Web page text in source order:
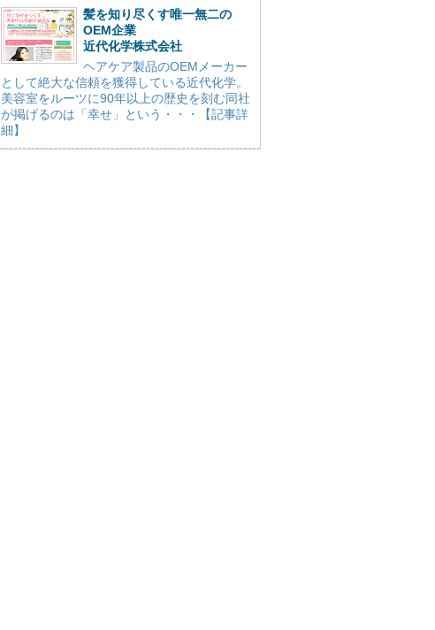
髪を知り尽くす唯一無二の
OEM企業
近代化学株式会社
ヘアケア製品のOEMメーカー
として絶大な信頼を獲得している近代化学。
美容室をルーツに90年以上の歴史を刻む同社
が掲げるのは「幸せ」という・・・【記事詳
細】